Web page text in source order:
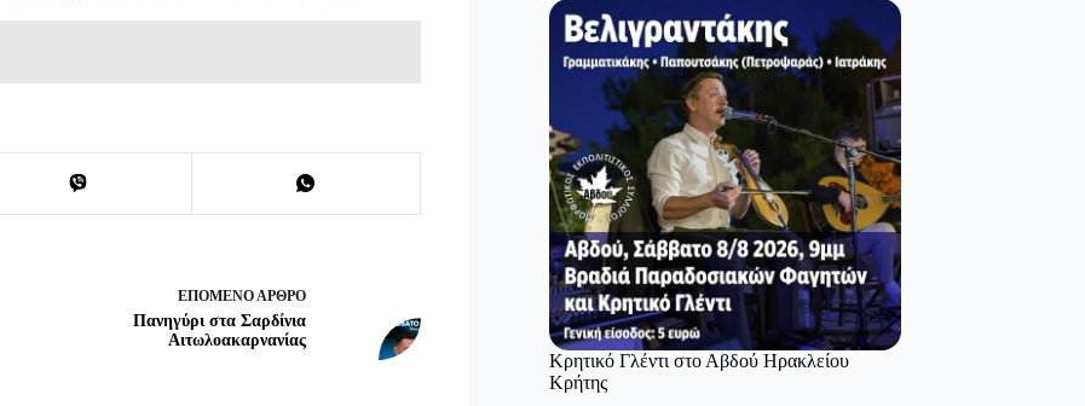
ΕΠΌΜΕΝΟΆΡΘΡΟ
Πανηγύρι στα Σαρδίνια
Αιτωλοακαρνανίας
Κρητικό Γλέντι στο Αβδού Ηρακλείου
Κρήτης